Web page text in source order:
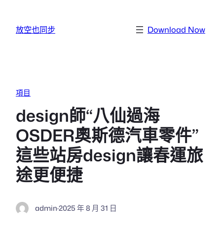
放空也同步 Download Now
項目
design師“八仙過海
OSDER奧斯德汽車零件”
這些站房design讓春運旅
途更便捷
admin·2025 年 8 月 31 日